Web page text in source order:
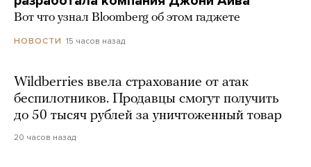
Вот что узнал Bloomberg об этом гаджете
НОВОСТИ 15 часов назад
Wildberries ввела страхование от атак
беспилотников. Продавцы смогут получить
до 50 тысяч рублей за уничтоженный товар
20 часов назад